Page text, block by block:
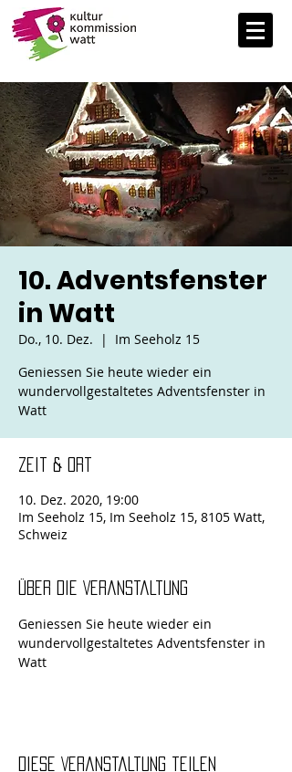
10. Adventsfenster
in Watt
Do., 10. Dez.
  |
Im Seeholz 15
Geniessen Sie heute wieder ein
wundervollgestaltetes Adventsfenster in
Zeit & Ort
10. Dez. 2020, 19:00
Im Seeholz 15, Im Seeholz 15, 8105 Watt,
Schweiz
Über die Veranstaltung
Geniessen Sie heute wieder ein
wundervollgestaltetes Adventsfenster in
Watt
Diese Veranstaltung teilen